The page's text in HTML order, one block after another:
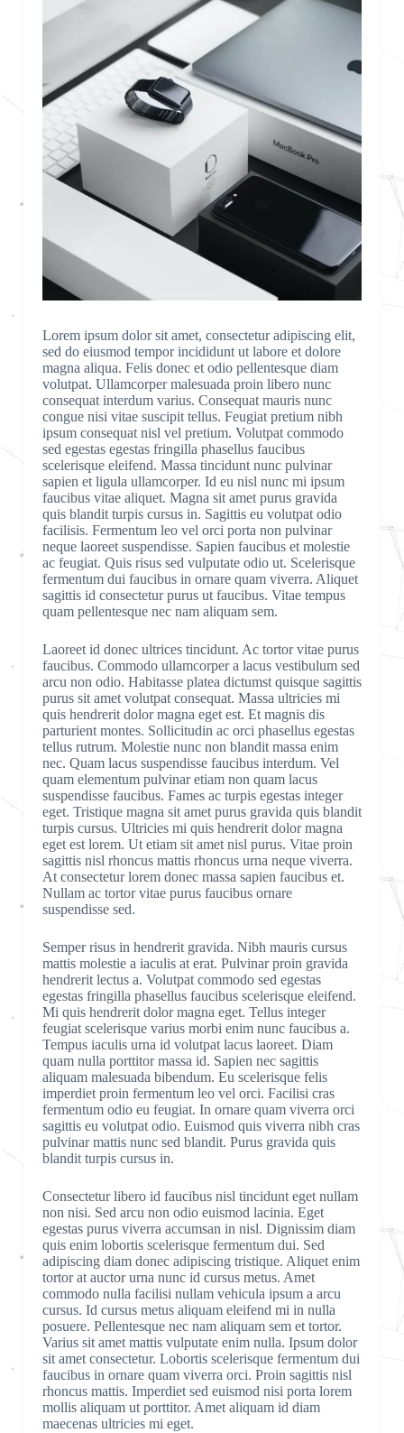
Lorem ipsum dolor sit amet, consectetur adipiscing elit,
sed do eiusmod tempor incididunt ut labore et dolore
magna aliqua. Felis donec et odio pellentesque diam
volutpat. Ullamcorper malesuada proin libero nunc
consequat interdum varius. Consequat mauris nunc
congue nisi vitae suscipit tellus. Feugiat pretium nibh
ipsum consequat nisl vel pretium. Volutpat commodo
sed egestas egestas fringilla phasellus faucibus
scelerisque eleifend. Massa tincidunt nunc pulvinar
sapien et ligula ullamcorper. Id eu nisl nunc mi ipsum
faucibus vitae aliquet. Magna sit amet purus gravida
quis blandit turpis cursus in. Sagittis eu volutpat odio
facilisis. Fermentum leo vel orci porta non pulvinar
neque laoreet suspendisse. Sapien faucibus et molestie
ac feugiat. Quis risus sed vulputate odio ut. Scelerisque
fermentum dui faucibus in ornare quam viverra. Aliquet
sagittis id consectetur purus ut faucibus. Vitae tempus
quam pellentesque nec nam aliquam sem.
Laoreet id donec ultrices tincidunt. Ac tortor vitae purus
faucibus. Commodo ullamcorper a lacus vestibulum sed
arcu non odio. Habitasse platea dictumst quisque sagittis
purus sit amet volutpat consequat. Massa ultricies mi
quis hendrerit dolor magna eget est. Et magnis dis
parturient montes. Sollicitudin ac orci phasellus egestas
tellus rutrum. Molestie nunc non blandit massa enim
nec. Quam lacus suspendisse faucibus interdum. Vel
quam elementum pulvinar etiam non quam lacus
suspendisse faucibus. Fames ac turpis egestas integer
eget. Tristique magna sit amet purus gravida quis blandit
turpis cursus. Ultricies mi quis hendrerit dolor magna
eget est lorem. Ut etiam sit amet nisl purus. Vitae proin
sagittis nisl rhoncus mattis rhoncus urna neque viverra.
At consectetur lorem donec massa sapien faucibus et.
Nullam ac tortor vitae purus faucibus ornare
suspendisse sed.
Semper risus in hendrerit gravida. Nibh mauris cursus
mattis molestie a iaculis at erat. Pulvinar proin gravida
hendrerit lectus a. Volutpat commodo sed egestas
egestas fringilla phasellus faucibus scelerisque eleifend.
Mi quis hendrerit dolor magna eget. Tellus integer
feugiat scelerisque varius morbi enim nunc faucibus a.
Tempus iaculis urna id volutpat lacus laoreet. Diam
quam nulla porttitor massa id. Sapien nec sagittis
aliquam malesuada bibendum. Eu scelerisque felis
imperdiet proin fermentum leo vel orci. Facilisi cras
fermentum odio eu feugiat. In ornare quam viverra orci
sagittis eu volutpat odio. Euismod quis viverra nibh cras
pulvinar mattis nunc sed blandit. Purus gravida quis
blandit turpis cursus in.
Consectetur libero id faucibus nisl tincidunt eget nullam
non nisi. Sed arcu non odio euismod lacinia. Eget
egestas purus viverra accumsan in nisl. Dignissim diam
quis enim lobortis scelerisque fermentum dui. Sed
adipiscing diam donec adipiscing tristique. Aliquet enim
tortor at auctor urna nunc id cursus metus. Amet
commodo nulla facilisi nullam vehicula ipsum a arcu
cursus. Id cursus metus aliquam eleifend mi in nulla
posuere. Pellentesque nec nam aliquam sem et tortor.
Varius sit amet mattis vulputate enim nulla. Ipsum dolor
sit amet consectetur. Lobortis scelerisque fermentum dui
faucibus in ornare quam viverra orci. Proin sagittis nisl
rhoncus mattis. Imperdiet sed euismod nisi porta lorem
mollis aliquam ut porttitor. Amet aliquam id diam
maecenas ultricies mi eget.